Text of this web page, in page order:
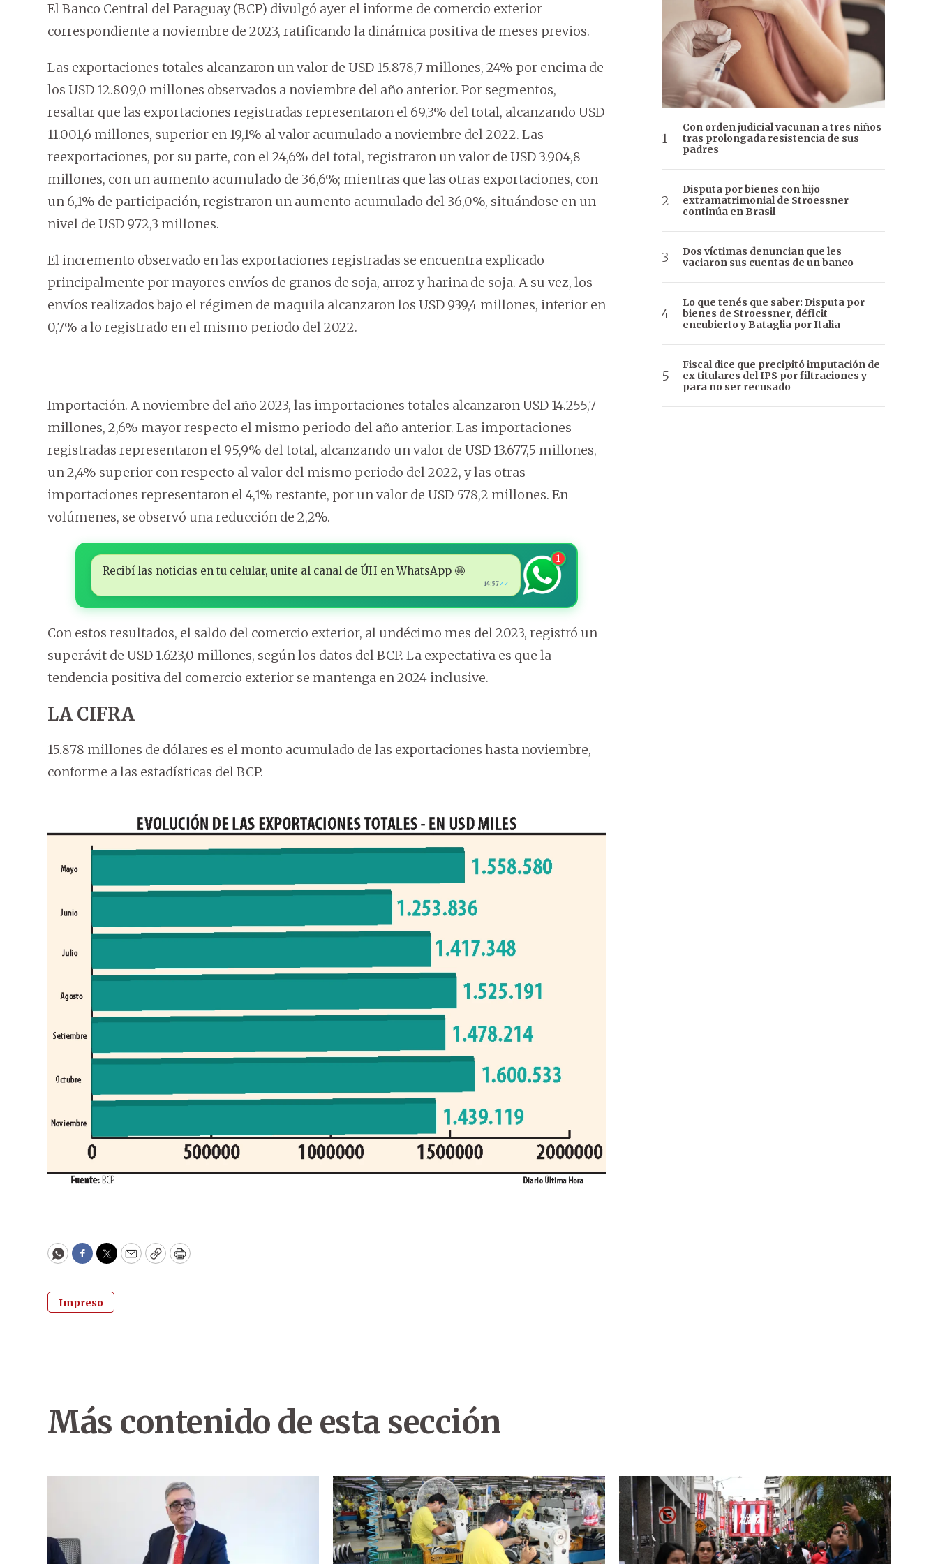
El Banco Central del Paraguay (BCP) divulgó ayer el informe de comercio exterior
correspondiente a noviembre de 2023, ratificando la dinámica positiva de meses previos.
Las exportaciones totales alcanzaron un valor de USD 15.878,7 millones, 24% por encima de
los USD 12.809,0 millones observados a noviembre del año anterior. Por segmentos,
resaltar que las exportaciones registradas representaron el 69,3% del total, alcanzando USD
11.001,6 millones, superior en 19,1% al valor acumulado a noviembre del 2022. Las
reexportaciones, por su parte, con el 24,6% del total, registraron un valor de USD 3.904,8
millones, con un aumento acumulado de 36,6%; mientras que las otras exportaciones, con
un 6,1% de participación, registraron un aumento acumulado del 36,0%, situándose en un
nivel de USD 972,3 millones.
El incremento observado en las exportaciones registradas se encuentra explicado
principalmente por mayores envíos de granos de soja, arroz y harina de soja. A su vez, los
envíos realizados bajo el régimen de maquila alcanzaron los USD 939,4 millones, inferior en
0,7% a lo registrado en el mismo periodo del 2022.
Importación. A noviembre del año 2023, las importaciones totales alcanzaron USD 14.255,7
millones, 2,6% mayor respecto el mismo periodo del año anterior. Las importaciones
registradas representaron el 95,9% del total, alcanzando un valor de USD 13.677,5 millones,
un 2,4% superior con respecto al valor del mismo periodo del 2022, y las otras
importaciones representaron el 4,1% restante, por un valor de USD 578,2 millones. En
volúmenes, se observó una reducción de 2,2%.
Recibí las noticias en tu celular, unite al canal de ÚH en WhatsApp 🤩
14:57✓✓
1
Con estos resultados, el saldo del comercio exterior, al undécimo mes del 2023, registró un
superávit de USD 1.623,0 millones, según los datos del BCP. La expectativa es que la
tendencia positiva del comercio exterior se mantenga en 2024 inclusive.
LA CIFRA
15.878 millones de dólares es el monto acumulado de las exportaciones hasta noviembre,
conforme a las estadísticas del BCP.
WhatsApp
Facebook
Twitter
EmailCopyPrint
Impreso
Con orden judicial vacunan a tres niños
tras prolongada resistencia de sus
padres
Disputa por bienes con hijo
extramatrimonial de Stroessner
continúa en Brasil
Dos víctimas denuncian que les
vaciaron sus cuentas de un banco
Lo que tenés que saber: Disputa por
bienes de Stroessner, déficit
encubierto y Bataglia por Italia
Fiscal dice que precipitó imputación de
ex titulares del IPS por filtraciones y
para no ser recusado
Más contenido de esta sección